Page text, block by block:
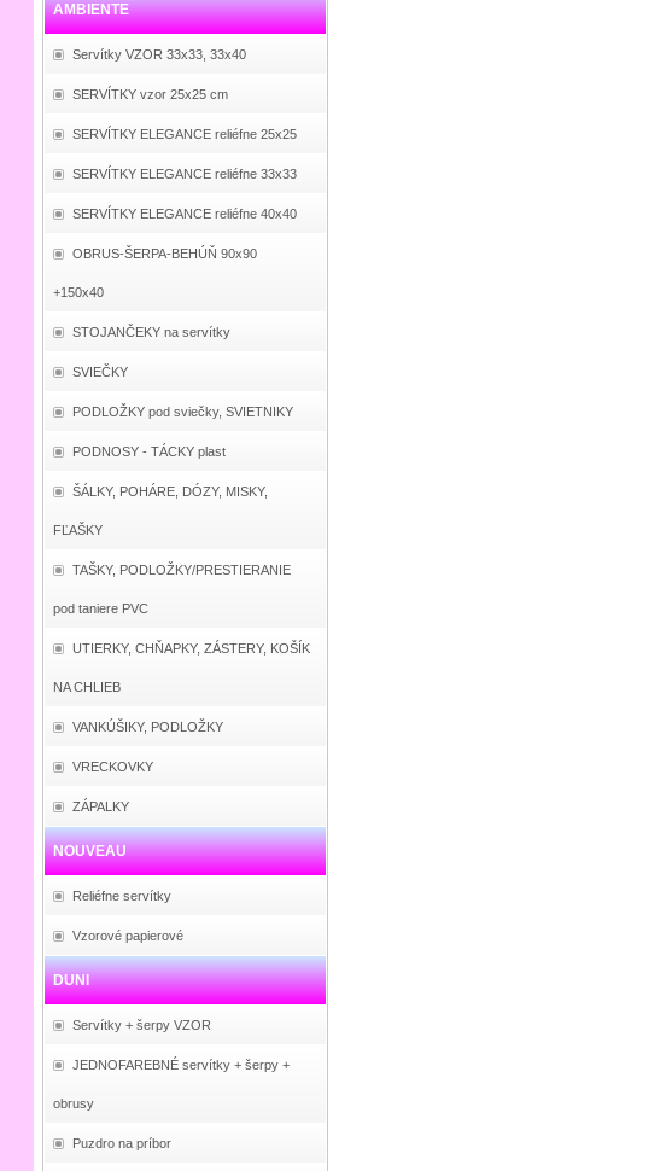
AMBIENTE
Servítky VZOR 33x33, 33x40
SERVÍTKY vzor 25x25 cm
SERVÍTKY ELEGANCE reliéfne 25x25
SERVÍTKY ELEGANCE reliéfne 33x33
SERVÍTKY ELEGANCE reliéfne 40x40
OBRUS-ŠERPA-BEHÚŇ 90x90
+150x40
STOJANČEKY na servítky
SVIEČKY
PODLOŽKY pod sviečky, SVIETNIKY
PODNOSY - TÁCKY plast
ŠÁLKY, POHÁRE, DÓZY, MISKY,
FĽAŠKY
TAŠKY, PODLOŽKY/PRESTIERANIE
pod taniere PVC
UTIERKY, CHŇAPKY, ZÁSTERY, KOŠÍK
NA CHLIEB
VANKÚŠIKY, PODLOŽKY
VRECKOVKY
ZÁPALKY
NOUVEAU
Reliéfne servítky
Vzorové papierové
DUNI
Servítky + šerpy VZOR
JEDNOFAREBNÉ servítky + šerpy +
obrusy
Puzdro na príbor